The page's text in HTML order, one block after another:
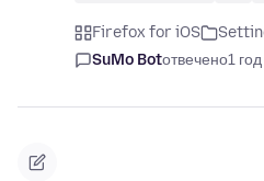
Firefox for iOS
SuMo Botотвечено1